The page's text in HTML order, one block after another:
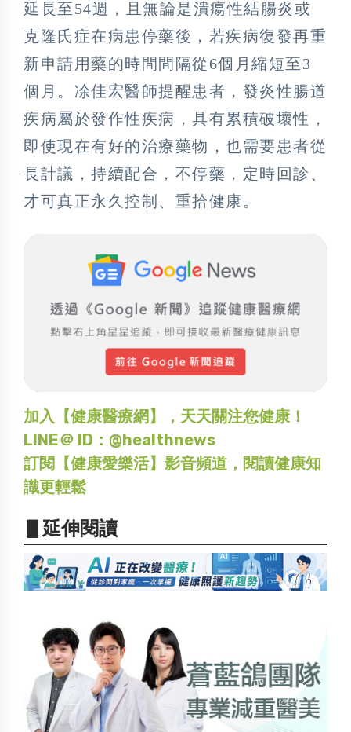
延長至54週，且無論是潰瘍性結腸炎或
克隆氏症在病患停藥後，若疾病復發再重
新申請用藥的時間間隔從6個月縮短至3
個月。凃佳宏醫師提醒患者，發炎性腸道
疾病屬於發作性疾病，具有累積破壞性，
即使現在有好的治療藥物，也需要患者從
長計議，持續配合，不停藥，定時回診、
才可真正永久控制、重拾健康。
加入【健康醫療網】，天天關注您健康！
LINE＠ ID：@healthnews
訂閱【健康愛樂活】影音頻道，閱讀健康知
識更輕鬆
▋延伸閱讀